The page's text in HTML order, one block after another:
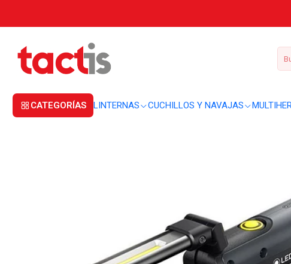
CATEGORÍAS LINTERNAS CUCHILLOS Y NAVAJAS